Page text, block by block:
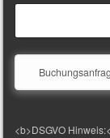
<b>DSGVO